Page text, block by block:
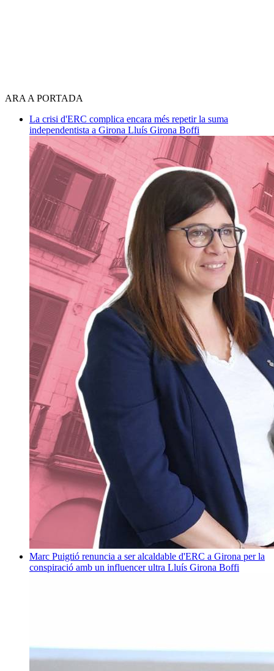
ARA A PORTADA
La crisi d'ERC complica encara més repetir la suma
independentista a Girona Lluís Girona Boffi
Marc Puigtió renuncia a ser alcaldable d'ERC a Girona per la
conspiració amb un influencer ultra Lluís Girona Boffi